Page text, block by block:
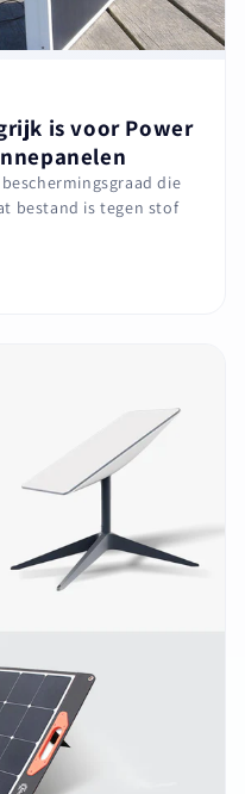
is voor Power
die
bestand is tegen stof